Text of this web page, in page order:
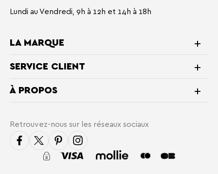
Lundi au Vendredi, 9h à 12h et 14h à 18h
LA MARQUE
SERVICE CLIENT
À PROPOS
Retrouvez-nous sur les réseaux sociaux